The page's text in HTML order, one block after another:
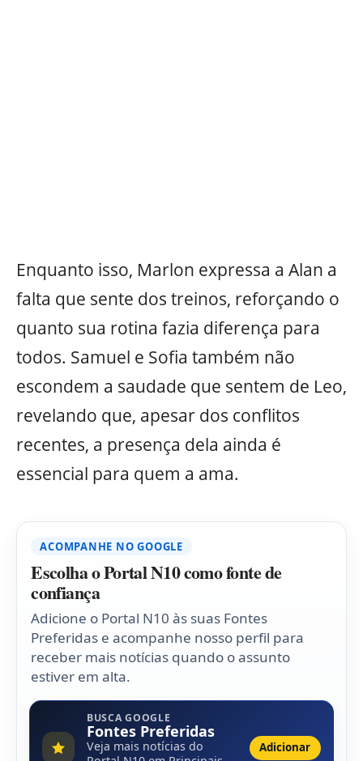
Enquanto isso, Marlon expressa a Alan a
falta que sente dos treinos, reforçando o
quanto sua rotina fazia diferença para
todos. Samuel e Sofia também não
escondem a saudade que sentem de Leo,
revelando que, apesar dos conflitos
recentes, a presença dela ainda é
essencial para quem a ama.
ACOMPANHE NO GOOGLE
Escolha o Portal N10 como fonte de
confiança
Adicione o Portal N10 às suas Fontes
Preferidas e acompanhe nosso perfil para
receber mais notícias quando o assunto
estiver em alta.
BUSCA GOOGLE
Fontes Preferidas
Veja mais notícias do
Adicionar